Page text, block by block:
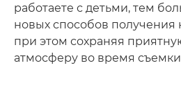
работаете с детьми, тем
новых способов получения
при этом сохраняя
атмосферу во время